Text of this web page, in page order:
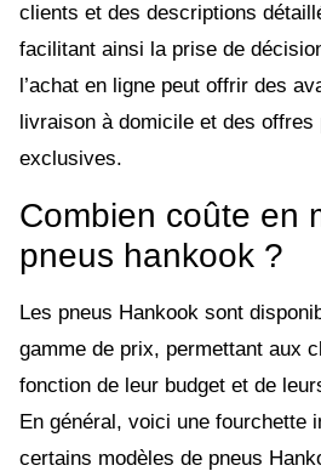
clients et des descriptions
facilitant ainsi la prise de
l’achat en ligne peut offrir des
livraison à domicile et des offres
exclusives.
Combien coûte en
pneus hankook ?
Les pneus Hankook sont
gamme de prix, permettant aux
fonction de leur budget et de
En général, voici une fourchette
certains modèles de pneus